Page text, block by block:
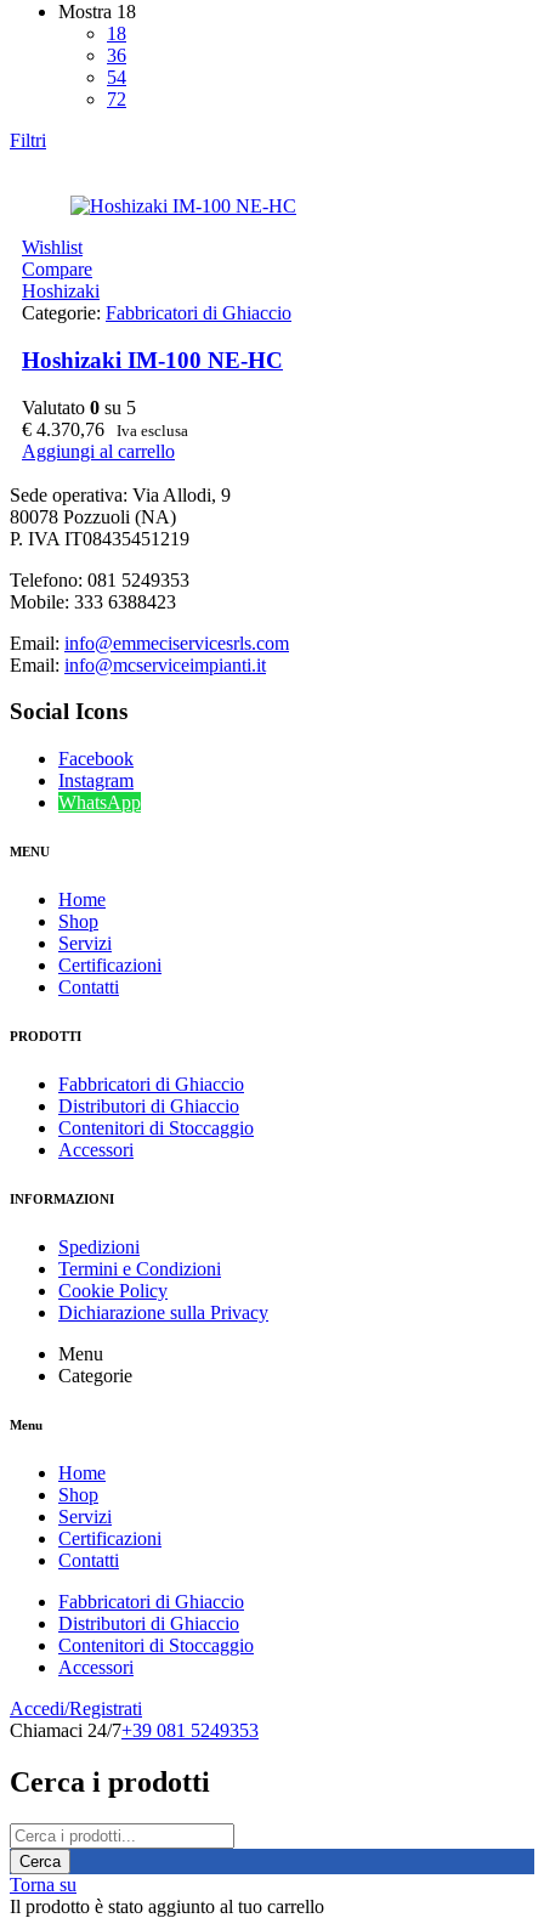
Mostra 18
18
36
54
72
Filtri
Wishlist
Compare
Hoshizaki
Categorie: Fabbricatori di Ghiaccio
Hoshizaki IM-100 NE-HC
Valutato 0 su 5
€ 4.370,76 Iva esclusa
Aggiungi al carrello
Sede operativa: Via Allodi, 9
80078 Pozzuoli (NA)
P. IVA IT08435451219
Telefono: 081 5249353
Mobile: 333 6388423
Email: info@emmeciservicesrls.com
Email: info@mcserviceimpianti.it
Social Icons
Facebook
Instagram
WhatsApp
MENU
Home
Shop
Servizi
Certificazioni
Contatti
PRODOTTI
Fabbricatori di Ghiaccio
Distributori di Ghiaccio
Contenitori di Stoccaggio
Accessori
INFORMAZIONI
Spedizioni
Termini e Condizioni
Cookie Policy
Dichiarazione sulla Privacy
Menu
Categorie
Menu
Home
Shop
Servizi
Certificazioni
Contatti
Fabbricatori di Ghiaccio
Distributori di Ghiaccio
Contenitori di Stoccaggio
Accessori
Accedi/Registrati
Chiamaci 24/7+39 081 5249353
Cerca i prodotti
Torna su
Il prodotto è stato aggiunto al tuo carrello